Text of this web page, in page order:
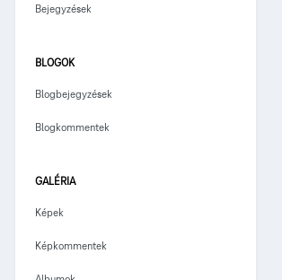
Bejegyzések
BLOGOK
Blogbejegyzések
Blogkommentek
GALÉRIA
Képek
Képkommentek